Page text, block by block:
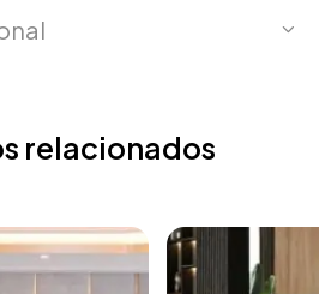
relacionados